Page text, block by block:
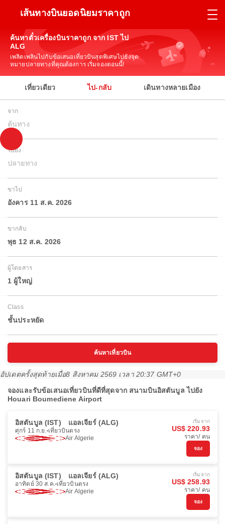
เส้นทางบินยอดนิยมราคาถูก
ค้นหาตั๋วเครื่องบินราคาถูก จาก IST ไป
ALG
เพลิดเพลินไปกับข้อเสนอเที่ยวบินสุดพิเศษไปยังจุด
หมายปลายทางที่คุณต้องการ เริ่มจองตอนนี้!
เที่ยวเดียว ไป-กลับ เดินทางหลายเมือง
จาก
ต้นทาง
ไปยัง
ปลายทาง
ขาไป
อังคาร 11 ส.ค. 2026
ขากลับ
พุธ 12 ส.ค. 2026
ผู้โดยสาร
1 ผู้ใหญ่
Class
ชั้นประหยัด
ค้นหาเที่ยวบิน
อัปเดตครั้งสุดท้ายเมื่อ8 สิงหาคม 2569 เวลา 20:37 GMT+0
จองและรับข้อเสนอเที่ยวบินที่ดีที่สุดจาก สนามบินอิสตันบูล ไปยัง
Houari Boumediene Airport
อิสตันบูล (IST) แอลเจียร์ (ALG)
ศุกร์ 11 ก.ย. เที่ยวบินตรง
Air Algerie
เริ่มจาก
US$ 220.93
ราคา/ คน
จอง
อิสตันบูล (IST) แอลเจียร์ (ALG)
อาทิตย์ 30 ส.ค. เที่ยวบินตรง
Air Algerie
เริ่มจาก
US$ 258.93
ราคา/ คน
จอง